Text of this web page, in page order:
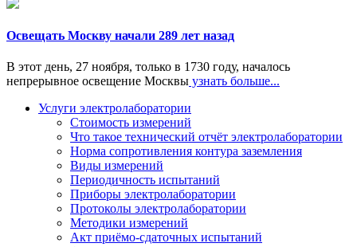
Освещать Москву начали 289 лет назад
В этот день, 27 ноября, только в 1730 году, началось
непрерывное освещение Москвы узнать больше...
Услуги электролаборатории
Стоимость измерений
Что такое технический отчёт электролаборатории
Норма сопротивления контура заземления
Виды измерений
Периодичность испытаний
Приборы электролаборатории
Протоколы электролаборатории
Методики измерений
Акт приёмо-сдаточных испытаний